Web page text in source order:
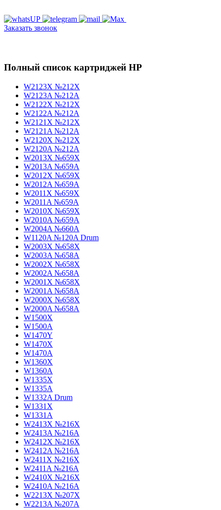
Заказать звонок
Полный список картриджей HP
W2123X №212X
W2123A №212A
W2122X №212X
W2122A №212A
W2121X №212X
W2121A №212A
W2120X №212X
W2120A №212A
W2013X №659X
W2013A №659A
W2012X №659X
W2012A №659A
W2011X №659X
W2011A №659A
W2010X №659X
W2010A №659A
W2004A №660A
W1120A №120A Drum
W2003X №658X
W2003A №658A
W2002X №658X
W2002A №658A
W2001X №658X
W2001A №658A
W2000X №658X
W2000A №658A
W1500X
W1500A
W1470Y
W1470X
W1470A
W1360X
W1360A
W1335X
W1335A
W1332A Drum
W1331X
W1331A
W2413X №216X
W2413A №216A
W2412X №216X
W2412A №216A
W2411X №216X
W2411A №216A
W2410X №216X
W2410A №216A
W2213X №207X
W2213A №207A